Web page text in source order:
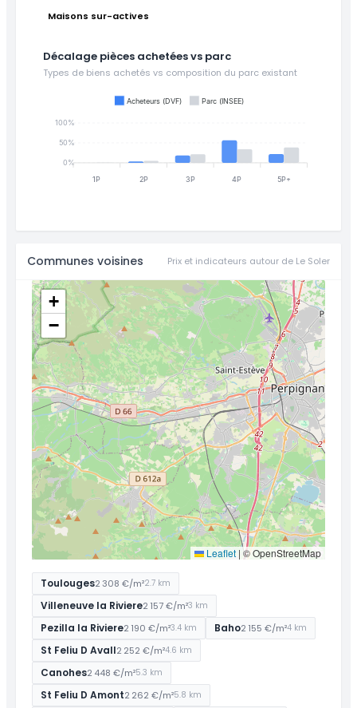
Maisons sur-actives
Décalage pièces achetées vs parc
Types de biens achetés vs composition du parc existant
100%
50%
0%
1P
2P 3P 4P 5P+
Acheteurs (DVF) Parc (INSEE)
Communes voisines Prix et indicateurs autour de Le Soler
+
−
Leaflet | © OpenStreetMap
Toulouges2 308 €/m²2.7 km
Villeneuve la Riviere2 157 €/m²3 km
Pezilla la Riviere2 190 €/m²3.4 km Baho2 155 €/m²4 km
St Feliu D Avall2 252 €/m²4.6 km
Canohes2 448 €/m²5.3 km
St Feliu D Amont2 262 €/m²5.8 km